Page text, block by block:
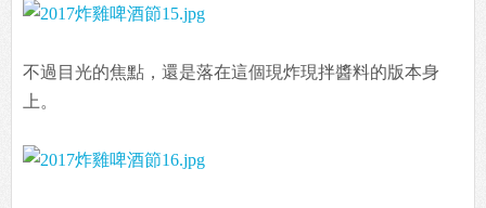
不過目光的焦點，還是落在這個現炸現拌醬料的版本身
上。